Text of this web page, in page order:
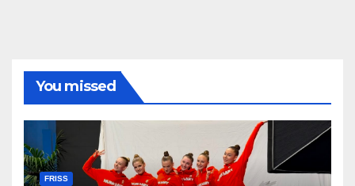
You missed
FRISS